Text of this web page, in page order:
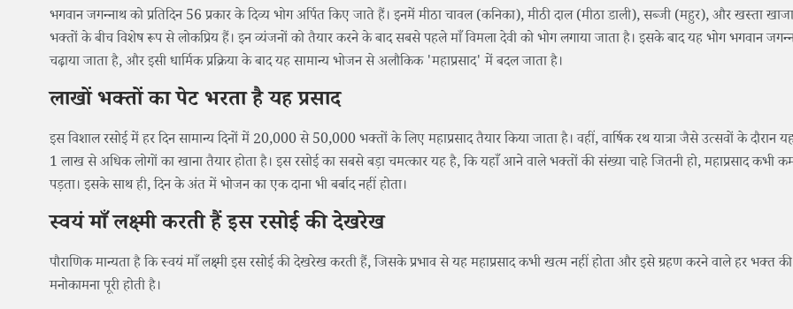
भगवान जगन्नाथ को प्रतिदिन 56 प्रकार के दिव्य भोग अर्पित किए जाते हैं। इनमें मीठा चावल (कनिका), मीठी दाल (मीठा डाली), सब्जी (महुर), और खस्ता
भक्तों के बीच विशेष रूप से लोकप्रिय हैं। इन व्यंजनों को तैयार करने के बाद सबसे पहले माँ विमला देवी को भोग लगाया जाता है। इसके बाद यह भोग भगवान
चढ़ाया जाता है, और इसी धार्मिक प्रक्रिया के बाद यह सामान्य भोजन से अलौकिक 'महाप्रसाद' में बदल जाता है।
लाखों भक्तों का पेट भरता है यह प्रसाद
इस विशाल रसोई में हर दिन सामान्य दिनों में 20,000 से 50,000 भक्तों के लिए महाप्रसाद तैयार किया जाता है। वहीं, वार्षिक रथ यात्रा जैसे उत्सवों के दौरान
1 लाख से अधिक लोगों का खाना तैयार होता है। इस रसोई का सबसे बड़ा चमत्कार यह है, कि यहाँ आने वाले भक्तों की संख्या चाहे जितनी हो, महाप्रसाद कभी
पड़ता। इसके साथ ही, दिन के अंत में भोजन का एक दाना भी बर्बाद नहीं होता।
स्वयं माँ लक्ष्मी करती हैं इस रसोई की देखरेख
पौराणिक मान्यता है कि स्वयं माँ लक्ष्मी इस रसोई की देखरेख करती हैं, जिसके प्रभाव से यह महाप्रसाद कभी खत्म नहीं होता और इसे ग्रहण करने वाले हर भक्त की
मनोकामना पूरी होती है।